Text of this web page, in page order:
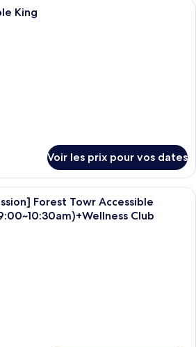
King
Voir les prix pour vos dates
Une chambre d’hôtel moderne
Forest Towr Accessible
Club